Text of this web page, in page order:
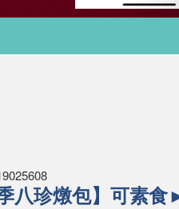
八珍燉包】可素